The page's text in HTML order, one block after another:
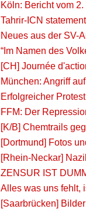
Köln: Bericht vom
Tahrir-ICN
Neues aus der SV-
“Im Namen des
[CH] Journée
München: Angriff
Erfolgreicher
FFM: Der
[K/B] Chemtrails
[Dortmund] Fotos
[Rhein-Neckar]
ZENSUR IST
Alles was uns fehlt,
[Saarbrücken]